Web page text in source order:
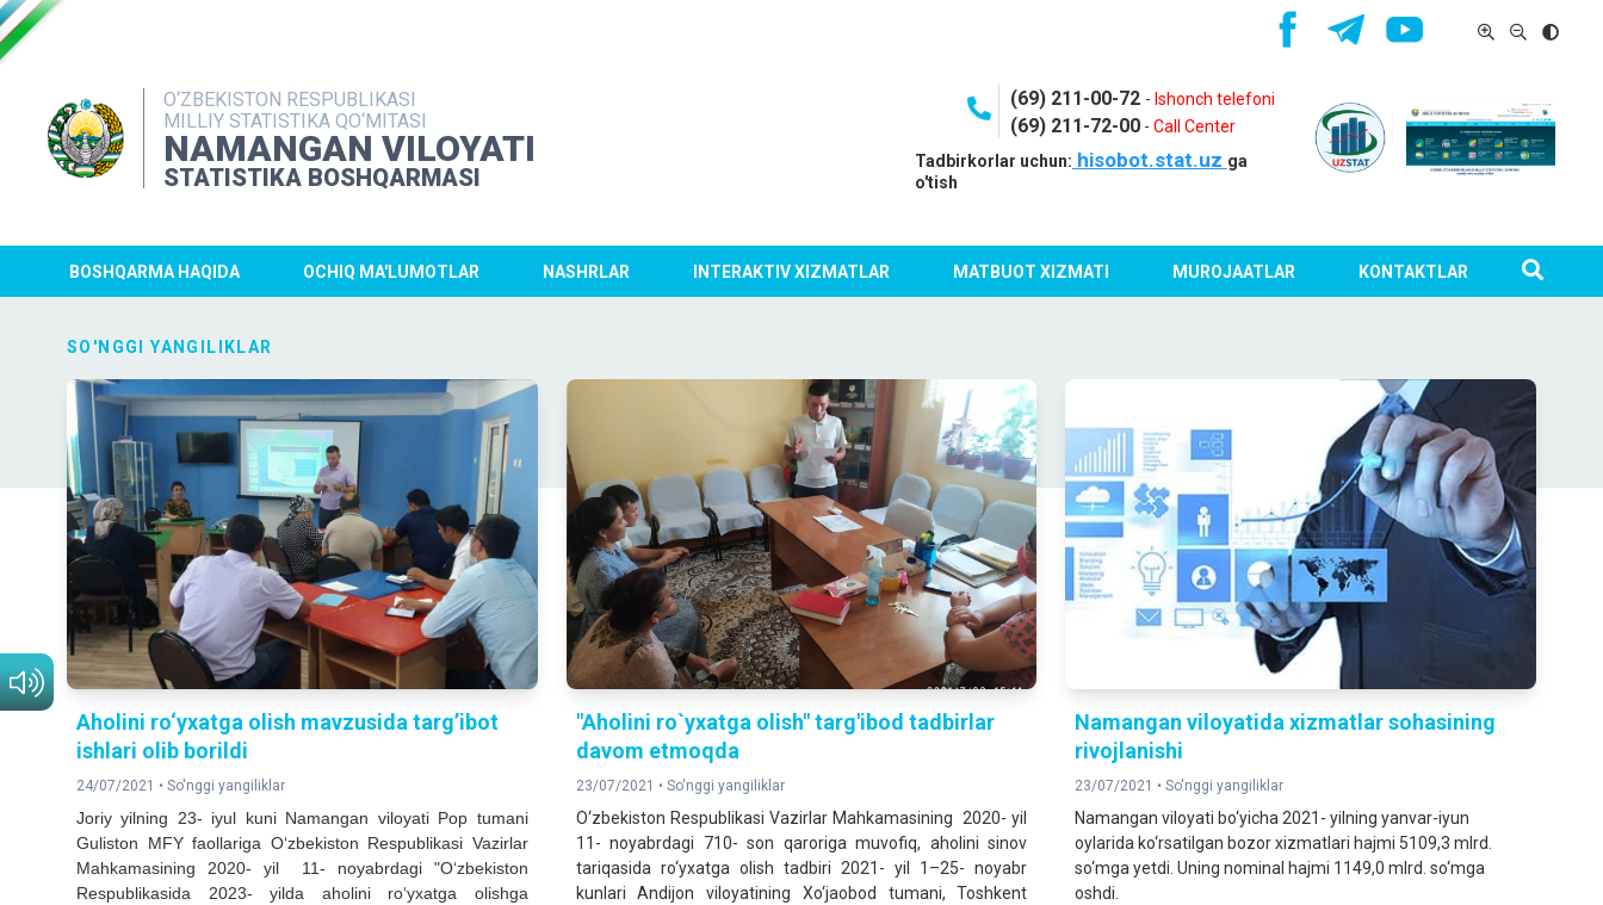
O‘ZBEKISTON RESPUBLIKASI
MILLIY STATISTIKA QO‘MITASI
NAMANGAN VILOYATI
STATISTIKA BOSHQARMASI
(69) 211-00-72 - Ishonch telefoni
(69) 211-72-00- Call Center
Tadbirkorlar uchun: hisobot.stat.uz ga
o'tish
BOSHQARMA HAQIDA OCHIQ MA'LUMOTLAR NASHRLAR INTERAKTIV XIZMATLAR MATBUOT XIZMATI MUROJAATLAR KONTAKTLAR
SO'NGGI YANGILIKLAR
Aholini ro‘yxatga olish mavzusida targ’ibot
ishlari olib borildi
24/07/2021 • So'nggi yangiliklar
Joriy yilning 23- iyul kuni Namangan viloyati Pop tumani
Guliston MFY faollariga O‘zbekiston Respublikasi Vazirlar
Mahkamasining 2020- yil 11- noyabrdagi "O‘zbekiston
Respublikasida 2023- yilda aholini ro‘yxatga olishga
"Aholini ro`yxatga olish" targ'ibod tadbirlar
davom etmoqda
23/07/2021 • So'nggi yangiliklar
O‘zbekiston Respublikasi Vazirlar Mahkamasining 2020- yil
11- noyabrdagi 710- son qaroriga muvofiq, aholini sinov
tariqasida ro‘yxatga olish tadbiri 2021- yil 1–25- noyabr
kunlari Andijon viloyatining Xo‘jaobod tumani, Toshkent
Namangan viloyatida xizmatlar sohasining
rivojlanishi
23/07/2021 •So'nggi yangiliklar
Namangan viloyati bo‘yicha 2021- yilning yanvar-iyun
oylarida ko‘rsatilgan bozor xizmatlari hajmi 5109,3 mlrd.
so‘mga yetdi. Uning nominal hajmi 1149,0 mlrd. so‘mga
oshdi.